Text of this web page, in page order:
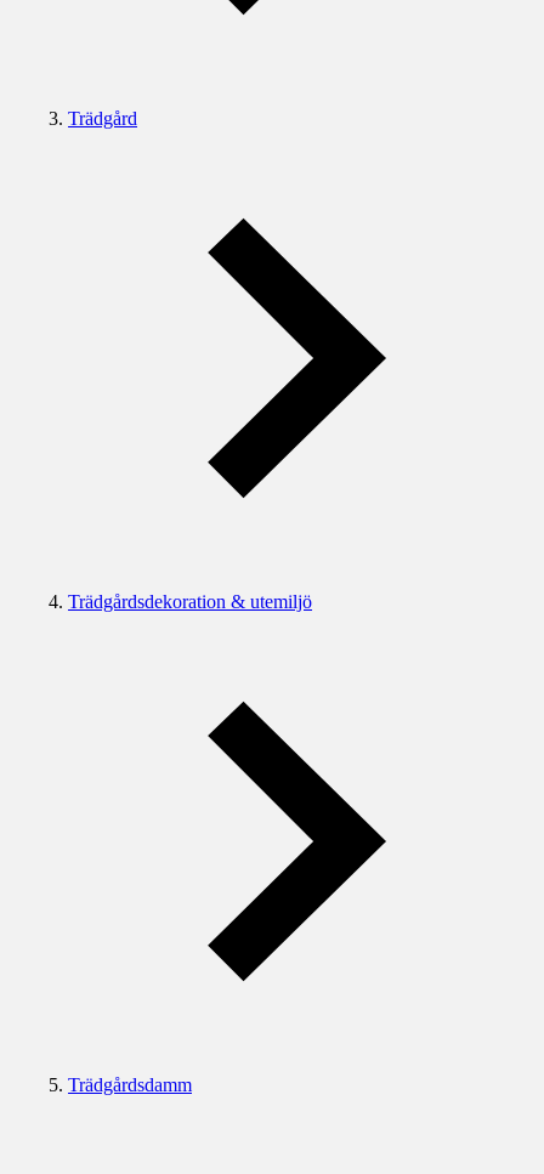
Trädgård
Trädgårdsdekoration & utemiljö
Trädgårdsdamm